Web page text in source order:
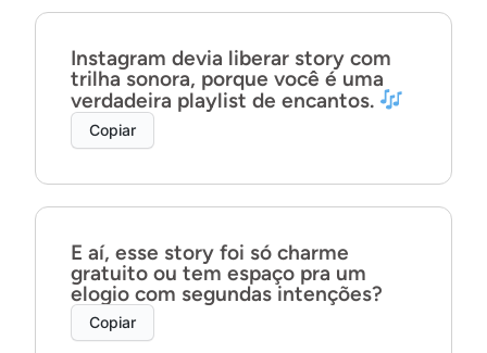
Instagram devia liberar story com
trilha sonora, porque você é uma
verdadeira playlist de encantos.
Copiar
E aí, esse story foi só charme
gratuito ou tem espaço pra um
elogio com segundas intenções?
Copiar